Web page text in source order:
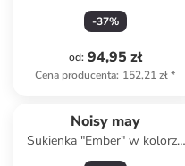
-37%
od: 94,95 zł
Cena producenta: 152,21 zł*
Noisy may
Sukienka "Ember" w kolorze
czarno-białym